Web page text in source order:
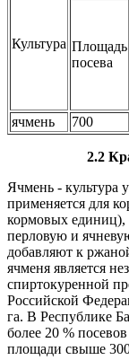
Культура Площадь
посева
ячмень 700
2.2
Ячмень - культура
применяется для
кормовых единиц),
перловую и
добавляют к
ячменя является
спиртокуренной
Российской
га. В Республике
более 20 %
площади свыше